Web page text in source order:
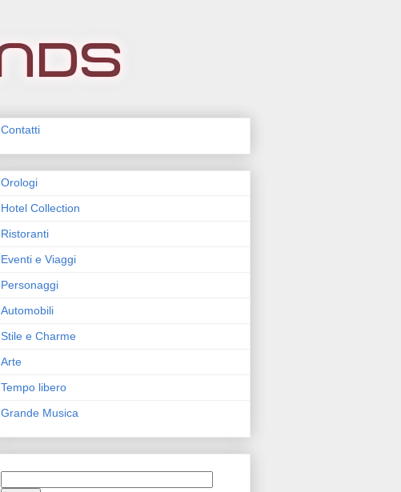
Contatti
Orologi
Hotel Collection
Ristoranti
Eventi e Viaggi
Personaggi
Automobili
Stile e Charme
Arte
Tempo libero
Grande Musica